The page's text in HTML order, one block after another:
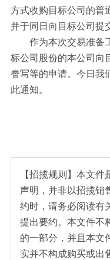
方式收购目标公司的普
并于同日向目标公司提
作为本次交易准备工
标公司股份的本公司向
誊写等的申请。今日我
此通知。
【招揽规则】本文
声明，并非以招揽销
约时，请务必阅读有
提出要约。本文件不
的一部分，并且本文
实并不构成购买或出